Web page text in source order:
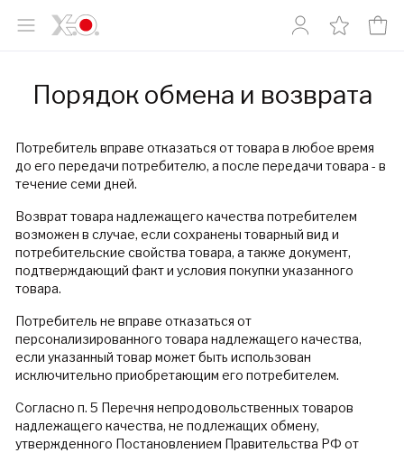
Порядок обмена и возврата
Потребитель вправе отказаться от товара в любое время
до его передачи потребителю, а после передачи товара - в
течение семи дней.
Возврат товара надлежащего качества потребителем
возможен в случае, если сохранены товарный вид и
потребительские свойства товара, а также документ,
подтверждающий факт и условия покупки указанного
товара.
Потребитель не вправе отказаться от
персонализированного товара надлежащего качества,
если указанный товар может быть использован
исключительно приобретающим его потребителем.
Согласно п. 5 Перечня непродовольственных товаров
надлежащего качества, не подлежащих обмену,
утвержденного Постановлением Правительства РФ от